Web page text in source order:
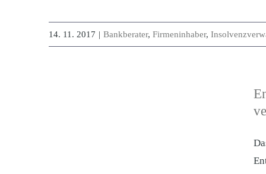
14. 11. 2017 | Bankberater, Firmeninhaber,